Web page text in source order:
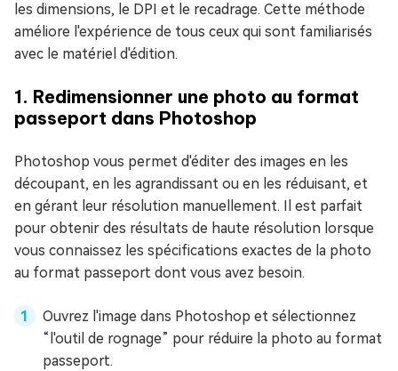
les dimensions, le DPI et le recadrage. Cette méthode
améliore l'expérience de tous ceux qui sont familiarisés
avec le matériel d'édition.
1. Redimensionner une photo au format
passeport dans Photoshop
Photoshop vous permet d'éditer des images en les
découpant, en les agrandissant ou en les réduisant, et
en gérant leur résolution manuellement. Il est parfait
pour obtenir des résultats de haute résolution lorsque
vous connaissez les spécifications exactes de la photo
au format passeport dont vous avez besoin.
Ouvrez l'image dans Photoshop et sélectionnez
“l'outil de rognage” pour réduire la photo au format
passeport.